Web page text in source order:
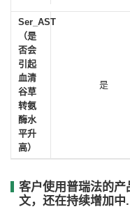
Ser_AST
（是
否会
引起
血清
谷草
转氨
酶水
平升
高）
是
客户使用普瑞法的
文，还在持续增加中